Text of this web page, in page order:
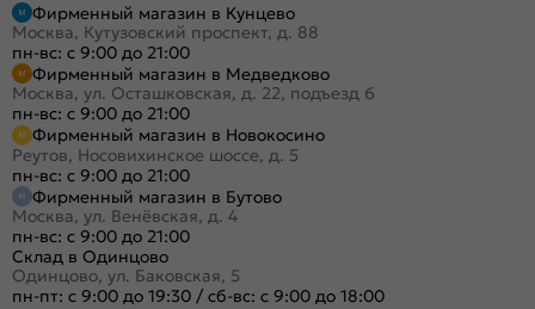
Фирменный магазин в Кунцево
Москва, Кутузовский проспект, д. 88
пн-вс: с 9:00 до 21:00
Фирменный магазин в Медведково
Москва, ул. Осташковская, д. 22, подъезд 6
пн-вс: с 9:00 до 21:00
Фирменный магазин в Новокосино
Реутов, Носовихинское шоссе, д. 5
пн-вс: с 9:00 до 21:00
Фирменный магазин в Бутово
Москва, ул. Венёвская, д. 4
пн-вс: с 9:00 до 21:00
Склад в Одинцово
Одинцово, ул. Баковская, 5
пн-пт: с 9:00 до 19:30 / сб-вс: с 9:00 до 18:00